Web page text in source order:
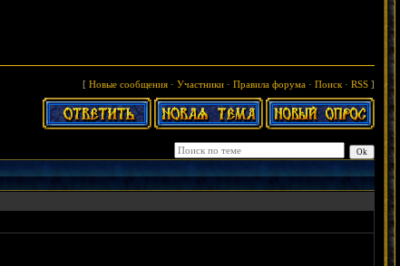
[ Новые сообщения · Участники · Правила форума · Поиск · RSS ]